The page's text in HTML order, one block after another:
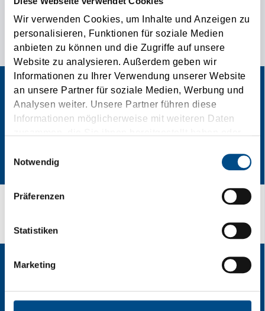
Wir verwenden Cookies, um Inhalte und Anzeigen zu
personalisieren, Funktionen für soziale Medien
anbieten zu können und die Zugriffe auf unsere
Website zu analysieren. Außerdem geben wir
Informationen zu Ihrer Verwendung unserer Website
an unsere Partner für soziale Medien, Werbung und
Analysen weiter. Unsere Partner führen diese
Informationen möglicherweise mit weiteren Daten
zusammen, die Sie ihnen bereitgestellt haben oder
gesammelt haben.
Notwendig
Präferenzen
Statistiken
Marketing
¡UN ANUNCIO DE CONTACTO PARTICULAR PARA
COMUNICARNOS SUS NECESIDADES DE TRANSPORTE!